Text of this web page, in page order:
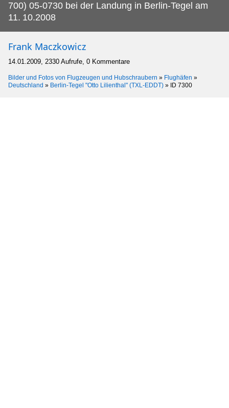
700) 05-0730 bei der Landung in Berlin-Tegel am
11. 10.2008
Frank Maczkowicz
14.01.2009, 2330 Aufrufe, 0 Kommentare
Bilder und Fotos von Flugzeugen und Hubschraubern » Flughäfen »
Deutschland » Berlin-Tegel "Otto Lilienthal" (TXL-EDDT) » ID 7300